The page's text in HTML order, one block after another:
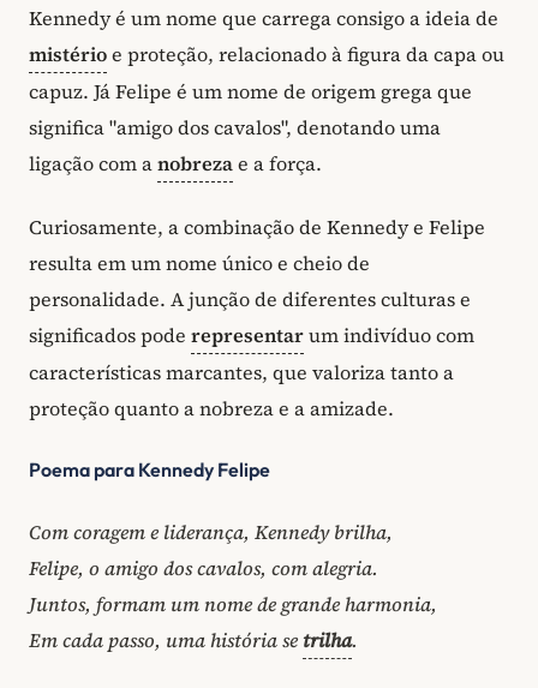
Kennedy é um nome que carrega consigo a ideia de
mistérioe proteção, relacionado à figura da capa ou
capuz. Já Felipe é um nome de origem grega que
significa "amigo dos cavalos", denotando uma
ligação com anobrezae a força.
Curiosamente, a combinação de Kennedy e Felipe
resulta em um nome único e cheio de
personalidade. A junção de diferentes culturas e
significados pode representarum indivíduo com
características marcantes, que valoriza tanto a
proteção quanto a nobreza e a amizade.
Poema para Kennedy Felipe
Com coragem e liderança, Kennedy brilha,
Felipe, o amigo dos cavalos, com alegria.
Juntos, formam um nome de grande harmonia,
Em cada passo, uma história setrilha.